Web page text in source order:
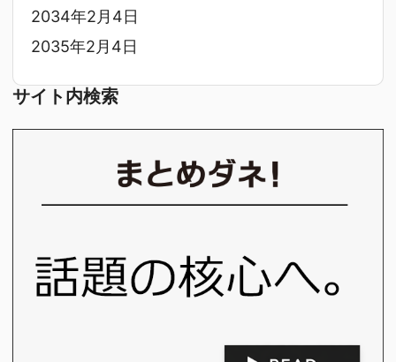
2034年2月4日
2035年2月4日
サイト内検索